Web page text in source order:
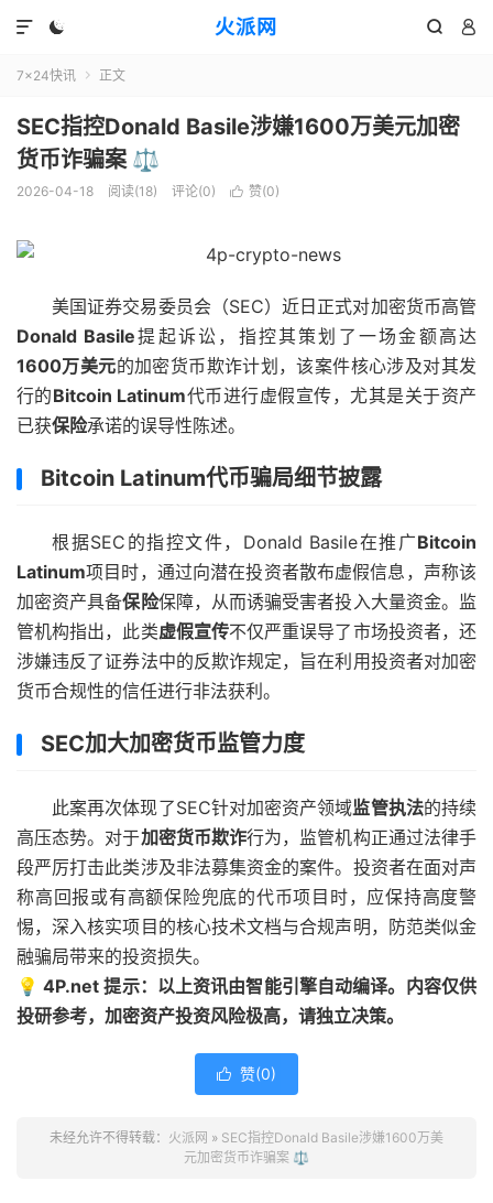
火派网
  

7×24快讯  正文
SEC指控Donald Basile涉嫌1600万美元加密
货币诈骗案 ⚖️
2026-04-18 阅读(18) 评论(0)  赞(0)
美国证券交易委员会（SEC）近日正式对加密货币高管
Donald Basile提起诉讼，指控其策划了一场金额高达
1600万美元的加密货币欺诈计划，该案件核心涉及对其发
行的Bitcoin Latinum代币进行虚假宣传，尤其是关于资产
已获保险承诺的误导性陈述。
Bitcoin Latinum代币骗局细节披露
根据SEC的指控文件，Donald Basile在推广Bitcoin
Latinum项目时，通过向潜在投资者散布虚假信息，声称该
加密资产具备保险保障，从而诱骗受害者投入大量资金。监
管机构指出，此类虚假宣传不仅严重误导了市场投资者，还
涉嫌违反了证券法中的反欺诈规定，旨在利用投资者对加密
货币合规性的信任进行非法获利。
SEC加大加密货币监管力度
此案再次体现了SEC针对加密资产领域监管执法的持续
高压态势。对于加密货币欺诈行为，监管机构正通过法律手
段严厉打击此类涉及非法募集资金的案件。投资者在面对声
称高回报或有高额保险兜底的代币项目时，应保持高度警
惕，深入核实项目的核心技术文档与合规声明，防范类似金
融骗局带来的投资损失。
💡 4P.net 提示：以上资讯由智能引擎自动编译。内容仅供
投研参考，加密资产投资风险极高，请独立决策。
 赞(0)
未经允许不得转载： 火派网 » SEC指控Donald Basile涉嫌1600万美
元加密货币诈骗案 ⚖️